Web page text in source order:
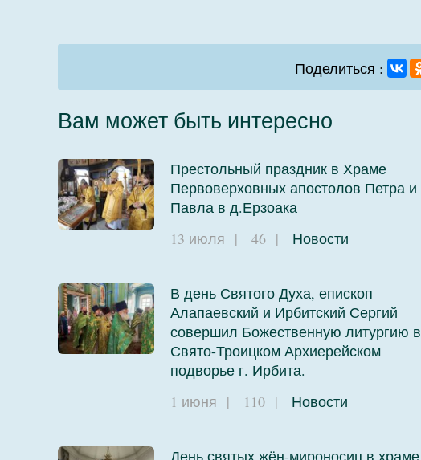
Поделиться :
Вам может быть интересно
Престольный праздник в Храме
Первоверховных апостолов Петра и
Павла в д.Ерзоака
13 июля | 46 | Новости
В день Святого Духа, епископ
Алапаевский и Ирбитский Сергий
совершил Божественную литургию в
Свято-Троицком Архиерейском
подворье г. Ирбита.
1 июня | 110 | Новости
День святых жён-мироносиц в храме